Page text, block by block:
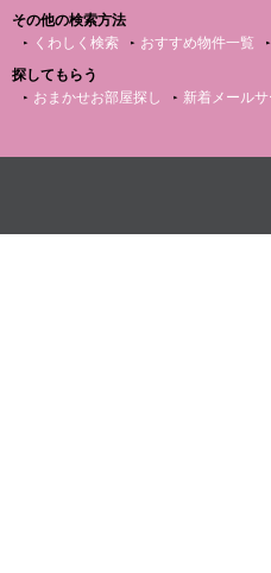
その他の検索方法
くわしく検索
おすすめ物件一覧
探してもらう
おまかせお部屋探し
新着メール